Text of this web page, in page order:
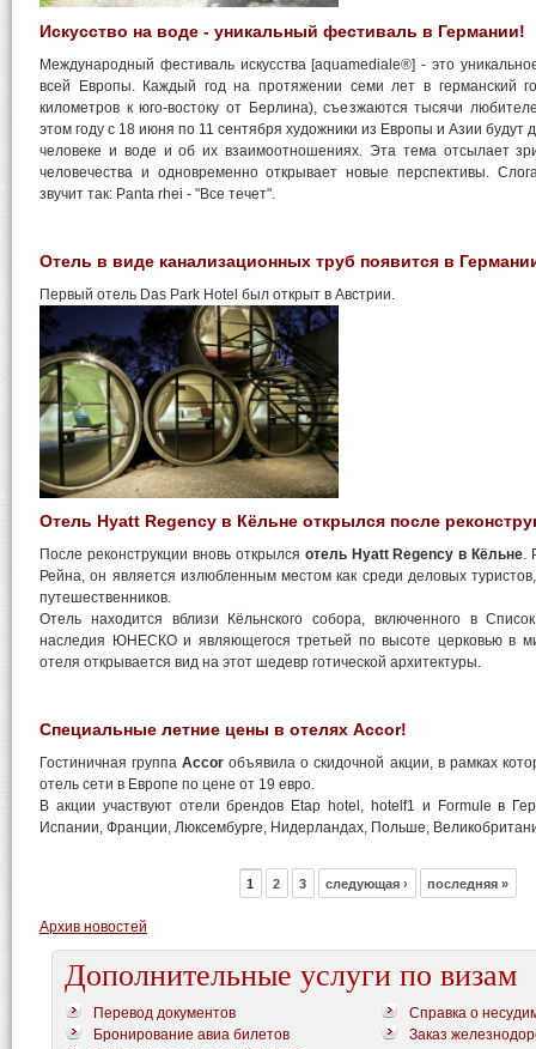
Искусство на воде - уникальный фестиваль в Германии!
Международный фестиваль искусства [aquamediale®] - это
всей Европы. Каждый год на протяжении семи лет в германский
километров к юго-востоку от Берлина), съезжаются тысячи
этом году с 18 июня по 11 сентября художники из Европы и Азии будут
человеке и воде и об их взаимоотношениях. Эта тема отсылает
человечества и одновременно открывает новые перспективы.
звучит так: Panta rhei - "Все течет".
Отель в виде канализационных труб появится в
Первый отель Das Park Hotel был открыт в Австрии.
Отель Hyatt Regency в Кёльне открылся после
После реконструкции вновь открылся отель Hyatt Regency в Кёльне.
Рейна, он является излюбленным местом как среди деловых
путешественников.
Отель находится вблизи Кёльнского собора, включенного в
наследия ЮНЕСКО и являющегося третьей по высоте церковью в
отеля открывается вид на этот шедевр готической архитектуры.
Специальные летние цены в отелях Accor!
Гостиничная группаAccor объявила о скидочной акции, в рамках
отель сети в Европе по цене от 19 евро.
В акции участвуют отели брендов Etap hotel, hotelf1 и Formule в
Испании, Франции, Люксембурге, Нидерландах, Польше,
1 2 3 следующая › последняя »
Архив новостей
Дополнительные услуги по визам
Перевод документов
Справка о
Бронирование авиа билетов
Заказ